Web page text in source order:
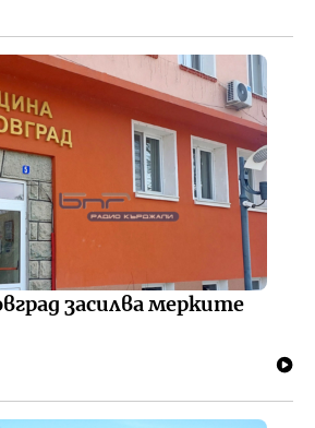
засилва мерките